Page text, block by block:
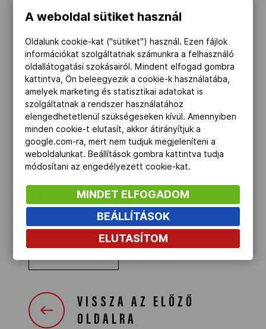
28
Negyeddöntő: Magyarország-
Franciaország 45-36
Elődöntő: Magyarország-
Fehéroroszország 45-33
Döntő: Magyarország-Németország 45-
37
Végeredmény, junior világbajnok:
Magyarország, 2.Németország,
5.Egyesült Államok, 6.Olaszország,
7.Ukrajna, 8.Franciaország
VISSZA AZ ELŐZŐ
OLDALRA
A weboldal sütiket használ
Oldalunk cookie-kat ("sütiket") használ. Ezen fájlok
információkat szolgáltatnak számunkra a felhasználó
oldallátogatási szokásairól. Mindent elfogad gombra
kattintva, Ön beleegyezik a cookie-k használatába,
amelyek marketing és statisztikai adatokat is
szolgáltatnak a rendszer használatához
elengedhetetlenül szükségeseken kívül. Amennyiben
minden cookie-t elutasít, akkor átirányítjuk a
google.com-ra, mert nem tudjuk megjeleníteni a
weboldalunkat. Beállítások gombra kattintva tudja
módosítani az engedélyezett cookie-kat.
MINDET ELFOGADOM
BEÁLLÍTÁSOK
ELUTASÍTOM